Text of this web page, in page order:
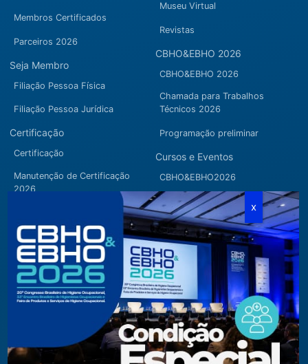
Membros Certificados
Parceiros 2026
Seja Membro
Filiação Pessoa Física
Filiação Pessoa Jurídica
Certificação
Certificação
Manutenção de Certificação
2026
Museu Virtual
Revistas
CBHO&EBHO 2026
CBHO&EBHO 2026
Chamada para Trabalhos
Técnicos 2026
Programação preliminar
Cursos e Eventos
CBHO&EBHO2026
Cursos Modulares
Eventos Apoiados
Eventos Regionais
Loja